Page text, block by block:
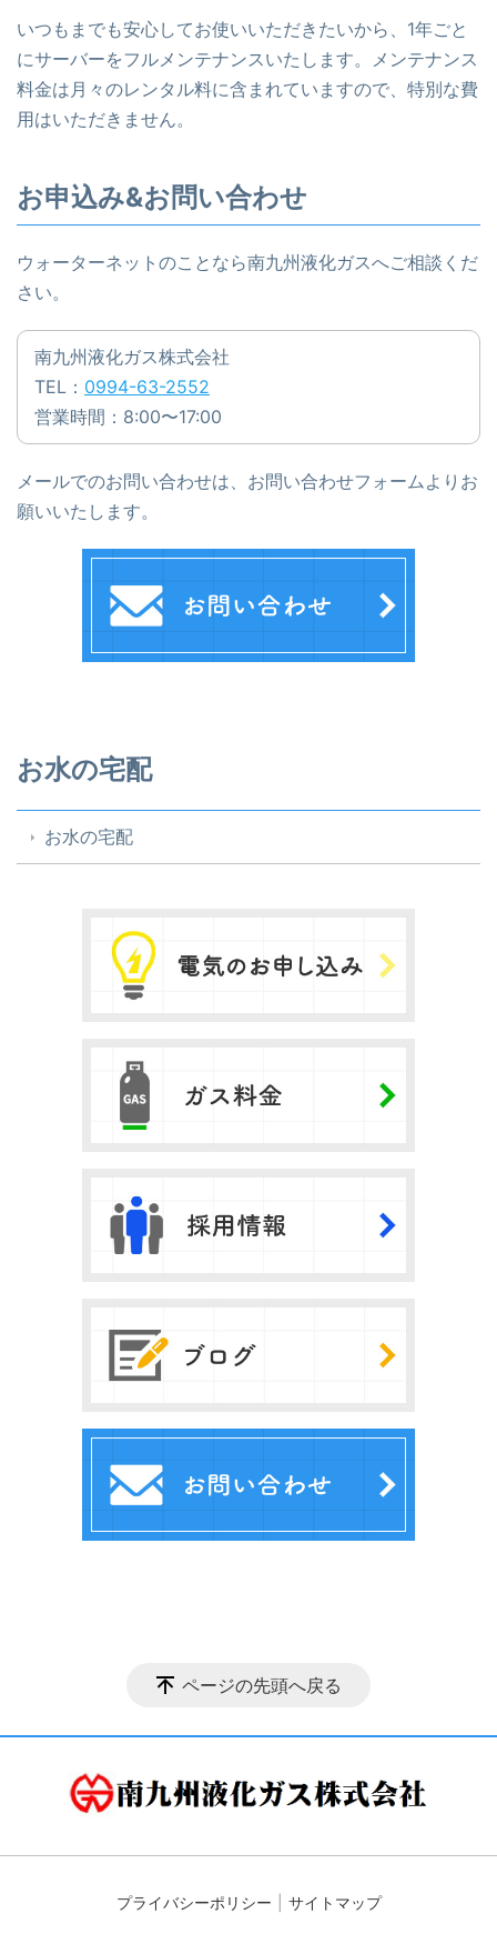
いつもまでも安心してお使いいただきたいから、1年ごと
にサーバーをフルメンテナンスいたします。メンテナンス
料金は月々のレンタル料に含まれていますので、特別な費
用はいただきません。
お申込み&お問い合わせ
ウォーターネットのことなら南九州液化ガスへご相談くだ
さい。
南九州液化ガス株式会社
TEL： 0994-63-2552
営業時間：8:00〜17:00
メールでのお問い合わせは、お問い合わせフォームよりお
願いいたします。
お水の宅配
お水の宅配
ページの先頭へ戻る
プライバシーポリシー サイトマップ